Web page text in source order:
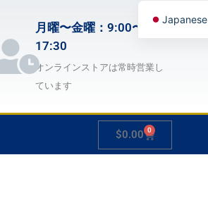
月曜〜金曜：9:00〜
17:30
オンラインストアは常時営業し
ています
$0.00 0
Cart
Japanese
Spanish